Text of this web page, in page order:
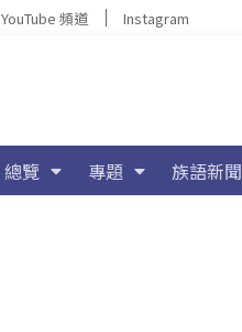
YouTube 頻道 Instagram
總覽 專題 族語新聞